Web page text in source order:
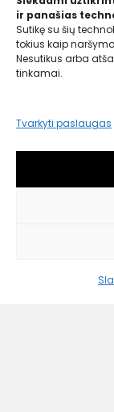
ir panašias
Sutikę su šių
tokius kaip
Nesutikus arba
tinkamai.
Tvarkyti paslaugas
39,00 €